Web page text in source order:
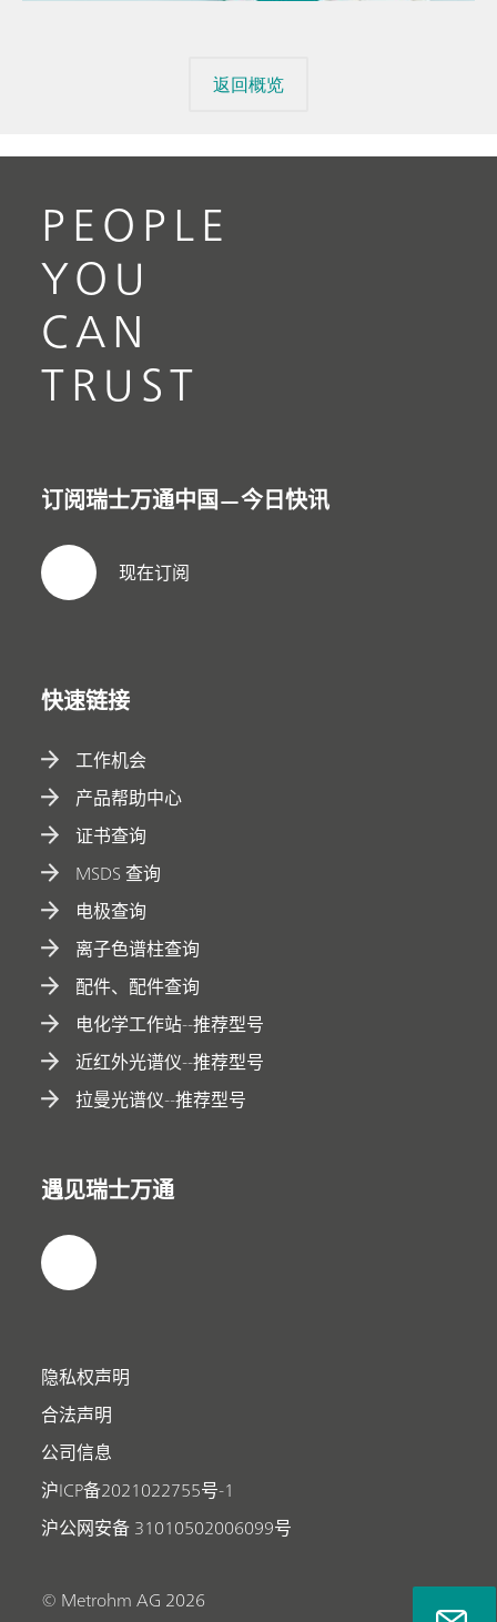
返回概览
PEOPLE
YOU
CAN
TRUST
订阅瑞士万通中国—今日快讯
现在订阅
快速链接
工作机会
产品帮助中心
证书查询
MSDS 查询
电极查询
离子色谱柱查询
配件、配件查询
电化学工作站--推荐型号
近红外光谱仪--推荐型号
拉曼光谱仪--推荐型号
遇见瑞士万通
隐私权声明
合法声明
公司信息
沪ICP备2021022755号-1
沪公网安备 31010502006099号
© Metrohm AG 2026